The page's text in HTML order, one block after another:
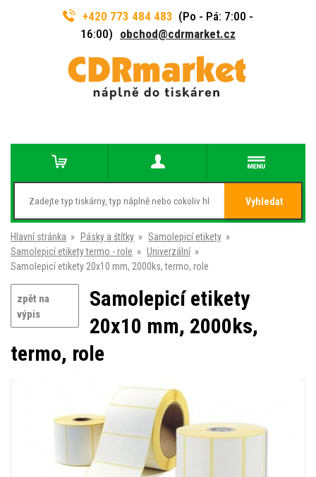
+420 773 484 483 (Po - Pá: 7:00 -
16:00) obchod@cdrmarket.cz
Vyhledat
Hlavní stránka » Pásky a štítky » Samolepicí etikety »
Samolepicí etikety termo - role » Univerzální »
Samolepicí etikety 20x10 mm, 2000ks, termo, role
zpět na
výpis
Samolepicí etikety
20x10 mm, 2000ks,
termo, role